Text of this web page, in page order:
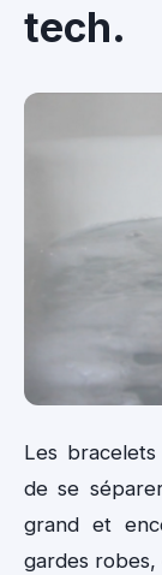
tech.
Les
de se
grand et
gardes robes,